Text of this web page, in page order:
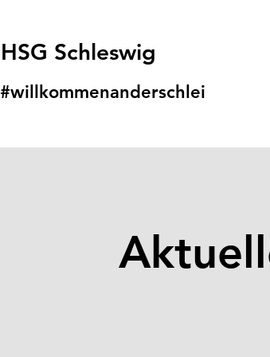
HSG Schleswig
#willkommenanderschlei